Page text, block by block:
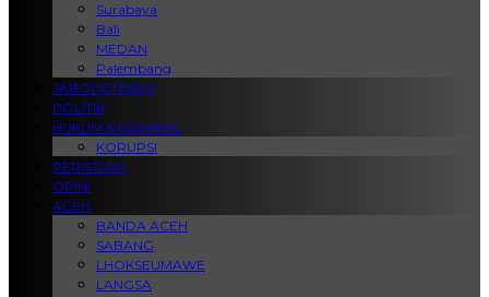
Surabaya
Bali
MEDAN
Palembang
JABODETABEK
POLITIK
HUKUM & KRIMINAL
KORUPSI
PERISTIWA
OPINI
ACEH
BANDA ACEH
SABANG
LHOKSEUMAWE
LANGSA